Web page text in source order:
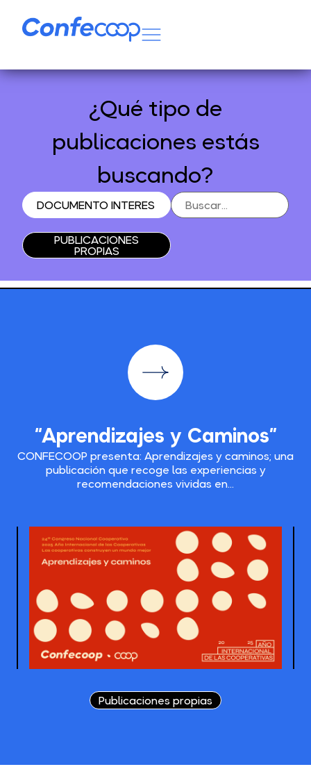
¿Qué tipo de
publicaciones estás
buscando?
DOCUMENTO INTERES
PUBLICACIONES
PROPIAS
“Aprendizajes y Caminos”
CONFECOOP presenta: Aprendizajes y caminos; una
publicación que recoge las experiencias y
recomendaciones vividas en...
Publicaciones propias